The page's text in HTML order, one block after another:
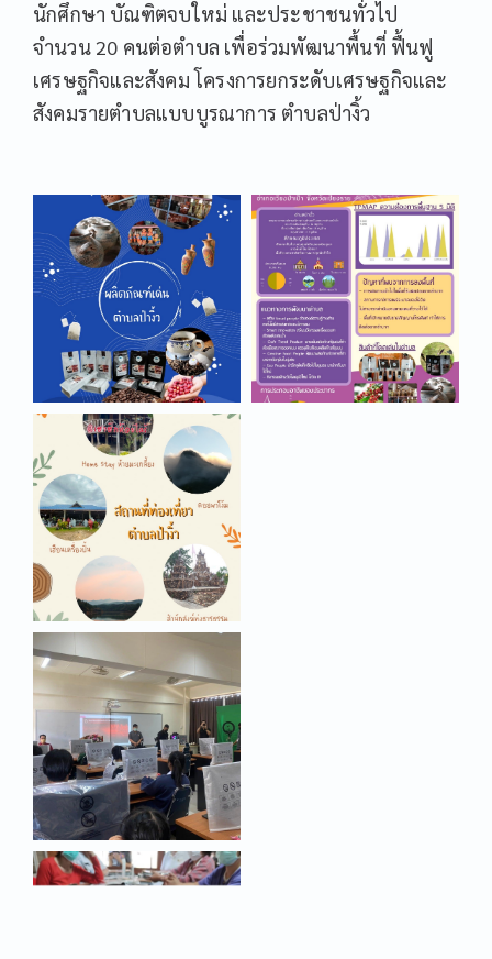
นักศึกษา บัณฑิตจบใหม่ และประชาชนทั่วไป
จำนวน 20 คนต่อตำบล เพื่อร่วมพัฒนาพื้นที่ ฟื้นฟู
เศรษฐกิจและสังคม โครงการยกระดับเศรษฐกิจและ
สังคมรายตำบลแบบบูรณาการ ตำบลป่างิ้ว